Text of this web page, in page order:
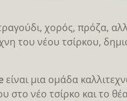
χορός, πρόζα,
του νέου τσίρκου,
είναι μια ομάδα
στο νέο τσίρκο και το